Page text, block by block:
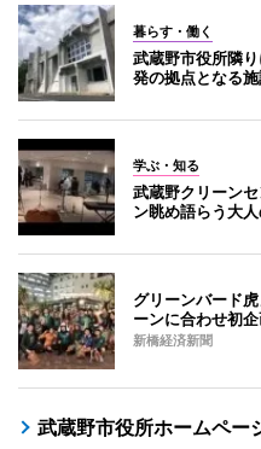
暮らす・働く
武蔵野市役所隣
発の拠点となる施
学ぶ・知る
武蔵野クリーン
ン眺め語らう大
グリーンバード
ーンに合わせ初企
新橋経済新聞
武蔵野市役所ホームペー